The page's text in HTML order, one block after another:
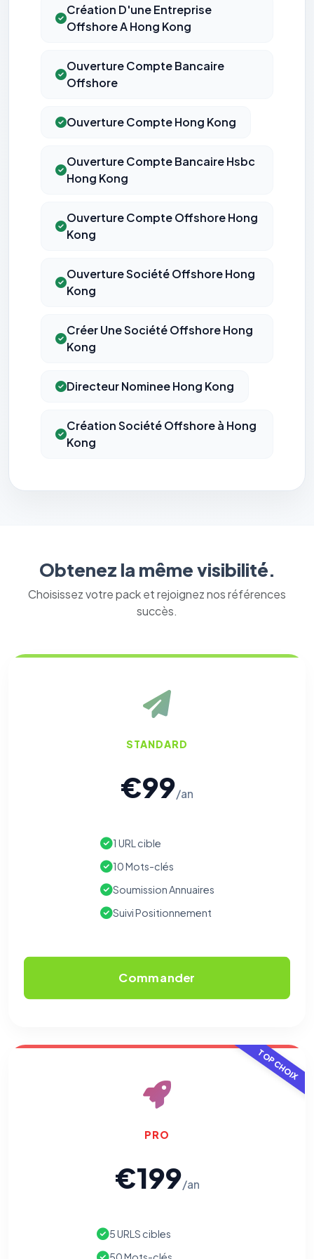
Création D'une Entreprise
Offshore A Hong Kong
Ouverture Compte Bancaire
Offshore
Ouverture Compte Hong Kong
Ouverture Compte Bancaire Hsbc
Hong Kong
Ouverture Compte Offshore Hong
Kong
Ouverture Société Offshore Hong
Kong
Créer Une Société Offshore Hong
Kong
Directeur Nominee Hong Kong
Création Société Offshore à Hong
Kong
Obtenez la même visibilité.
Choisissez votre pack et rejoignez nos références
succès.
STANDARD
€99/an
1 URL cible
10 Mots-clés
Soumission Annuaires
Suivi Positionnement
Commander
TOP CHOIX
PRO
€199/an
5 URLS cibles
Nécessaires au fonctionnement du site : session, sécurité,
(pages visitées, durée de visite) pour l'améliorer. Données
anonymisées via Google Analytics.
Cookies marketing